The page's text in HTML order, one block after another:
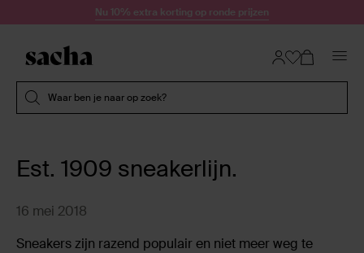
Doorgaan naar artikelNu 10% extra korting op ronde prijzen
Waar ben je naar op zoek?
Est. 1909 sneakerlijn.
16 mei 2018
Sneakers zijn razend populair en niet meer weg te